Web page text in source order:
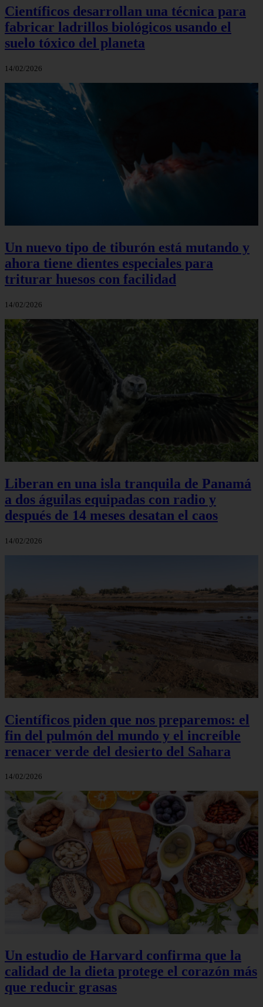
Científicos desarrollan una técnica para
fabricar ladrillos biológicos usando el
suelo tóxico del planeta
14/02/2026
Un nuevo tipo de tiburón está mutando y
ahora tiene dientes especiales para
triturar huesos con facilidad
14/02/2026
Liberan en una isla tranquila de Panamá
a dos águilas equipadas con radio y
después de 14 meses desatan el caos
14/02/2026
Científicos piden que nos preparemos: el
fin del pulmón del mundo y el increíble
renacer verde del desierto del Sahara
14/02/2026
Un estudio de Harvard confirma que la
calidad de la dieta protege el corazón más
que reducir grasas